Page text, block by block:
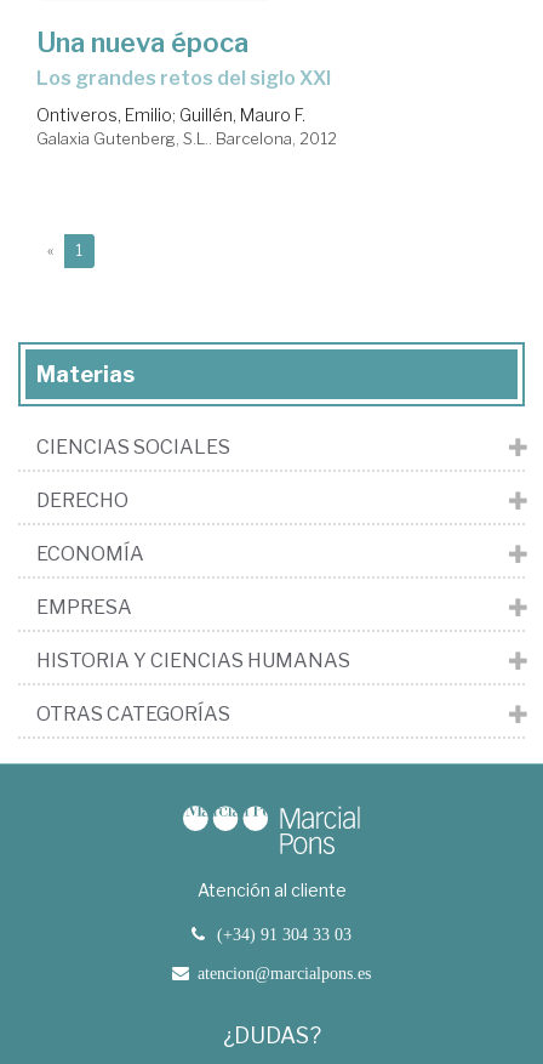
Una nueva época
los grandes retos del siglo XXI
Ontiveros, Emilio; Guillén, Mauro F.
Galaxia Gutenberg, S.L.. Barcelona, 2012
« 1
Materias
CIENCIAS SOCIALES
DERECHO
ECONOMÍA
EMPRESA
HISTORIA Y CIENCIAS HUMANAS
OTRAS CATEGORÍAS
Atención al cliente
(+34) 91 304 33 03
atencion@marcialpons.es
¿DUDAS?